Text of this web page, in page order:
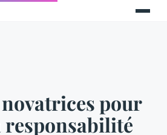
pour